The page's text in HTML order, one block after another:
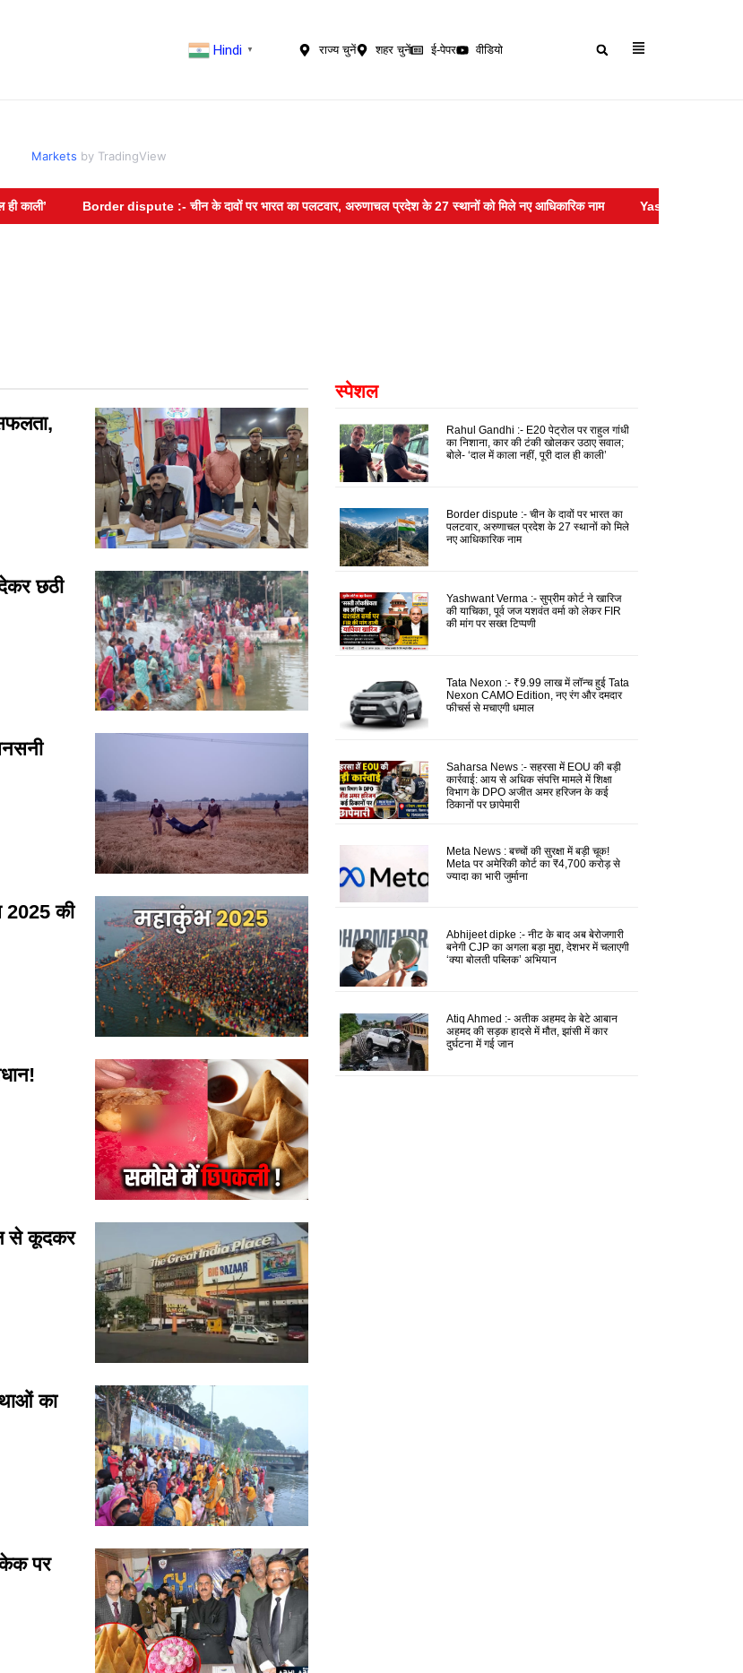
Hindi ▼ राज्य चुनें शहर चुनें ई-पेपर वीडियो
Markets by TradingView
Border dispute :- चीन के दावों पर भारत का पलटवार, अरुणाचल प्रदेश के 27 स्थानों को मिले नए आधिकारिक नाम Yashwant Verma :-
छठी
2025 की
से कूदकर
का
पर
स्पेशल
Rahul Gandhi :- E20 पेट्रोल पर राहुल गांधी
का निशाना, कार की टंकी खोलकर उठाए सवाल;
बोले- ‘दाल में काला नहीं, पूरी दाल ही काली’
Border dispute :- चीन के दावों पर भारत का
पलटवार, अरुणाचल प्रदेश के 27 स्थानों को मिले
नए आधिकारिक नाम
Yashwant Verma :- सुप्रीम कोर्ट ने खारिज
की याचिका, पूर्व जज यशवंत वर्मा को लेकर FIR
की मांग पर सख्त टिप्पणी
Tata Nexon :- ₹9.99 लाख में लॉन्च हुई Tata
Nexon CAMO Edition, नए रंग और दमदार
फीचर्स से मचाएगी धमाल
Saharsa News :- सहरसा में EOU की बड़ी
कार्रवाई: आय से अधिक संपत्ति मामले में शिक्षा
विभाग के DPO अजीत अमर हरिजन के कई
ठिकानों पर छापेमारी
Meta News : बच्चों की सुरक्षा में बड़ी चूक!
Meta पर अमेरिकी कोर्ट का ₹4,700 करोड़ से
ज्यादा का भारी जुर्माना
Abhijeet dipke :- नीट के बाद अब बेरोजगारी
बनेगी CJP का अगला बड़ा मुद्दा, देशभर में चलाएगी
‘क्या बोलती पब्लिक’ अभियान
Atiq Ahmed :- अतीक अहमद के बेटे आबान
अहमद की सड़क हादसे में मौत, झांसी में कार
दुर्घटना में गई जान